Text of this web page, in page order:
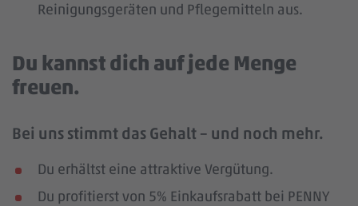
Reinigungsgeräten und Pflegemitteln aus.
Du kannst dich auf jede Menge
freuen.
Bei uns stimmt das Gehalt – und noch mehr.
Du erhältst eine attraktive Vergütung.
Du profitierst von 5% Einkaufsrabatt bei PENNY